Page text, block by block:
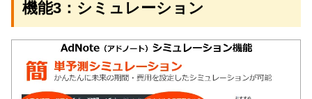
機能3：シミュレーション